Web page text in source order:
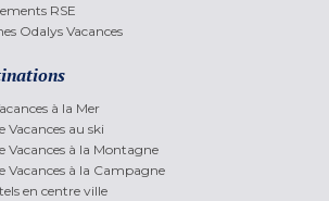
RSE
Odalys Vacances
à la Mer
Vacances au ski
Vacances à la Montagne
Vacances à la Campagne
en centre ville